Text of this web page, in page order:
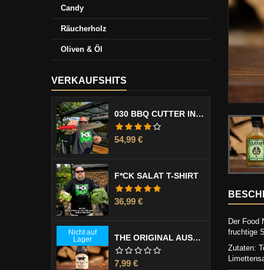
Candy
Räucherholz
Oliven & Öl
VERKAUFSHITS
030 BBQ CUTTER INCL. KLINGENSCHUTZ
Preis
54,99 €
F*CK SALAT T-SHIRT
Preis
36,99 €
Nicht auf
Lager
THE ORIGINAL AUSTRALIAN LUMI LUMI MARINADE 355 ML
Preis
7,99 €
Der Food
fruchtige
Zutaten: